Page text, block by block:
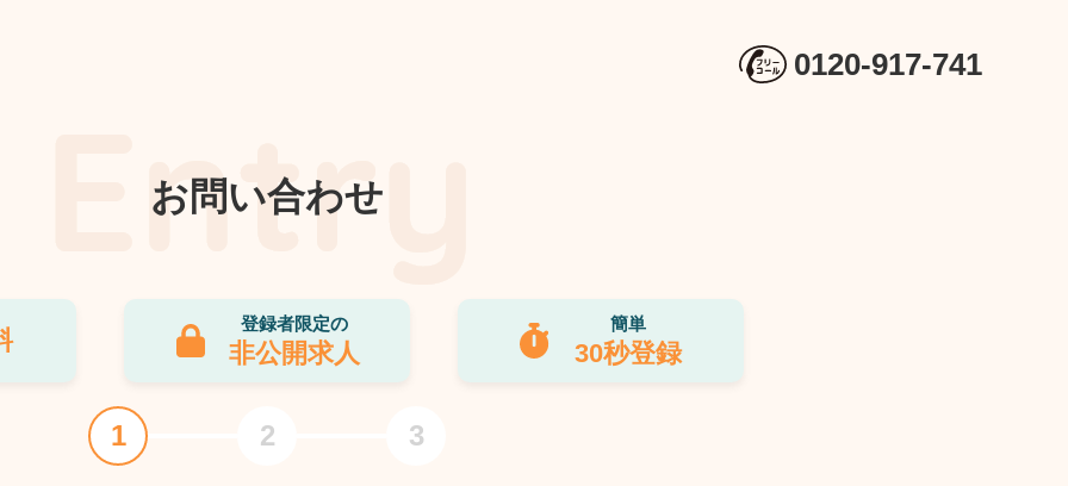
0120-917-741
お問い合わせ
登録者限定の
非公開求人
簡単
30秒登録
1 2 3